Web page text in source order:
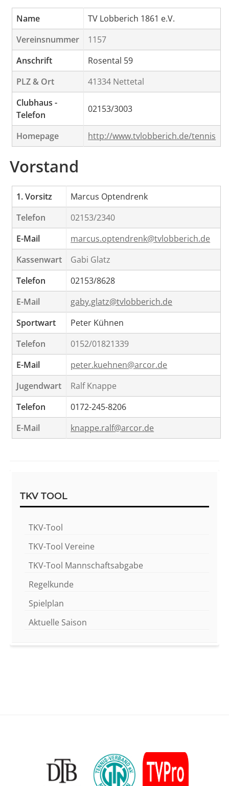
Name
TV Lobberich 1861 e.V.
Vereinsnummer
1157
Anschrift
Rosental 59
PLZ & Ort
41334 Nettetal
Clubhaus -
Telefon
02153/3003
Homepage http://www.tvlobberich.de/tennis
Vorstand
1. Vorsitz
Marcus Optendrenk
Telefon
02153/2340
E-Mail
marcus.optendrenk@tvlobberich.de
Kassenwart
Gabi Glatz
Telefon
02153/8628
E-Mail
gaby.glatz@tvlobberich.de
Sportwart
Peter Kühnen
Telefon
0152/01821339
E-Mail
peter.kuehnen@arcor.de
Jugendwart
Ralf Knappe
Telefon
0172-245-8206
E-Mail
knappe.ralf@arcor.de
TKV TOOL
TKV-Tool
TKV-Tool Vereine
TKV-Tool Mannschaftsabgabe
Regelkunde
Spielplan
Aktuelle Saison
Content